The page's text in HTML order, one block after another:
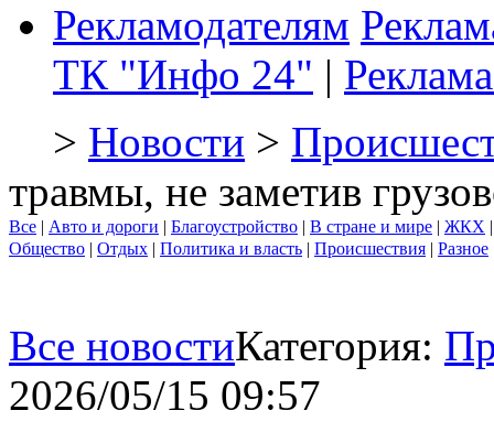
Рекламодателям
ТК "Инфо 24" |
> Новости >
травмы, не заметив
Все | Авто и дороги | Благоустройство | В стране и мире | ЖКХ
Общество | Отдых | Политика и власть | Происшествия | Разное
Все новостиКатегория:
2026/05/15 09:57